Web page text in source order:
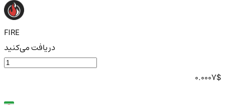
FIRE
دریافت می‌کنید
0.0007$